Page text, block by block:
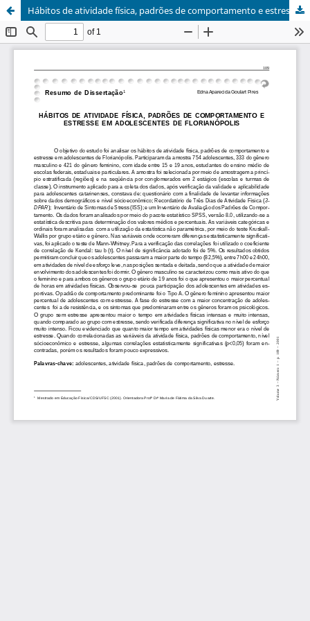
Hábitos de atividade física, padrões de comportamento e estresse em adolescentes de Florianópolis